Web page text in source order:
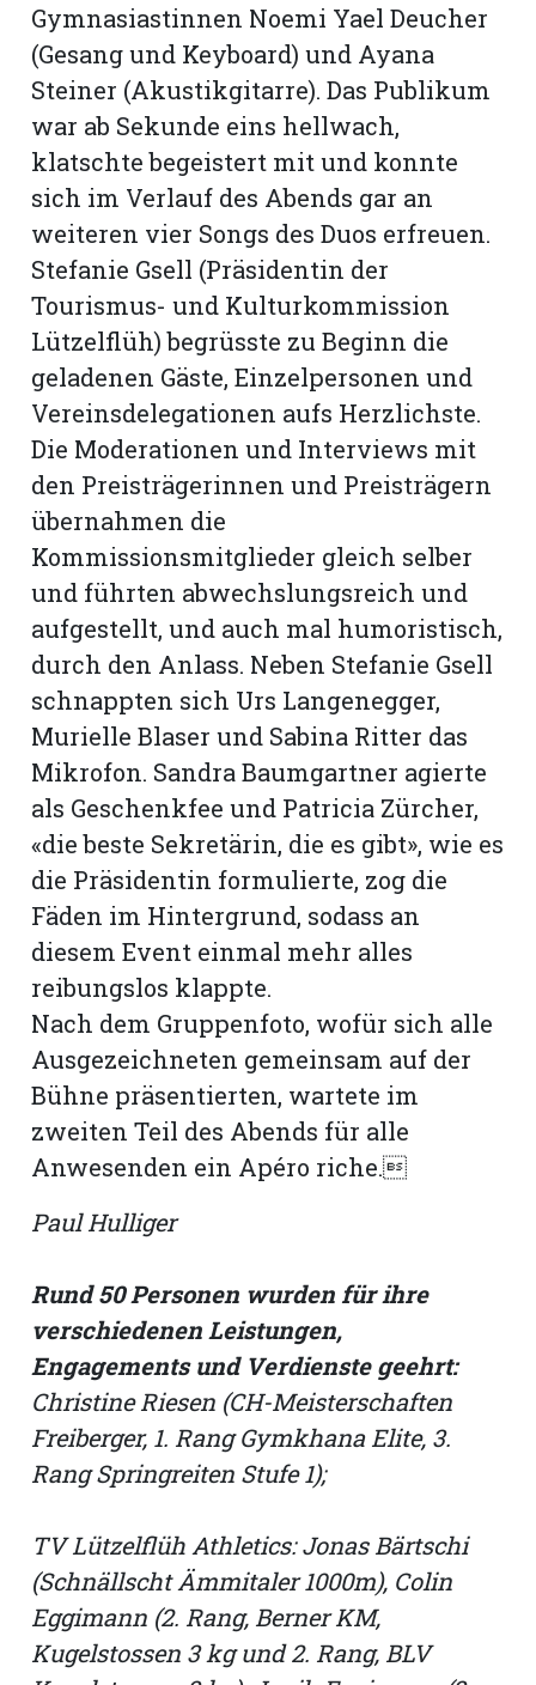
Gymnasiastinnen Noemi Yael Deucher
(Gesang und Keyboard) und Ayana
Steiner (Akus­tikgitarre). Das Publikum
war ab Sekunde eins hellwach,
klatschte begeistert mit und konnte
sich im Verlauf des Abends gar an
weiteren vier Songs des Duos erfreuen.
Stefanie Gsell (Präsidentin der
Tourismus- und Kulturkommission
Lützelflüh) begrüsste zu Beginn die
geladenen Gäste, Einzelpersonen und
Vereinsdelegationen aufs Herzlichste.
Die Moderationen und Interviews mit
den Preisträgerinnen und Preisträgern
übernahmen die
Kommissionsmitglieder gleich selber
und führten abwechslungsreich und
aufgestellt, und auch mal humoristisch,
durch den Anlass. Neben Stefanie Gsell
schnappten sich Urs Langenegger,
Murielle Blaser und Sabina Ritter das
Mikrofon. Sandra Baumgartner agierte
als Geschenkfee und Patricia Zürcher,
«die beste Sekretärin, die es gibt», wie es
die Präsidentin formulierte, zog die
Fäden im Hintergrund, sodass an
diesem Event einmal mehr alles
reibungslos klappte.
Nach dem Gruppenfoto, wofür sich alle
Ausgezeichneten gemeinsam auf der
Bühne präsentierten, wartete im
zweiten Teil des Abends für alle
Anwesenden ein Apéro riche.
Paul Hulliger
Rund 50 Personen wurden für ihre
verschiedenen Leistungen,
Engagements und Verdienste geehrt:
Christine Riesen (CH-Meisterschaften
Freiberger, 1. Rang Gymkhana Elite, 3.
Rang Springreiten Stufe 1);
TV Lützelflüh Athletics: Jonas Bärtschi
(Schnällscht Ämmitaler 1000m), Colin
Eggimann (2. Rang, Berner KM,
Kugelstossen 3 kg und 2. Rang, BLV